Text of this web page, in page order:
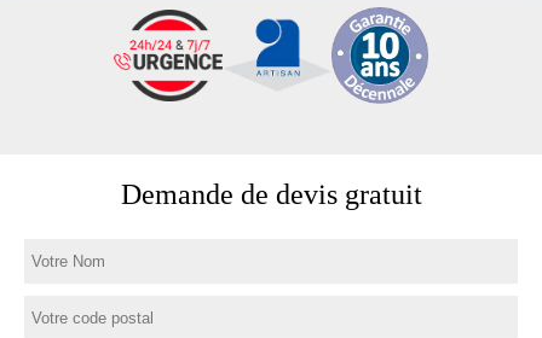
Demande de devis gratuit